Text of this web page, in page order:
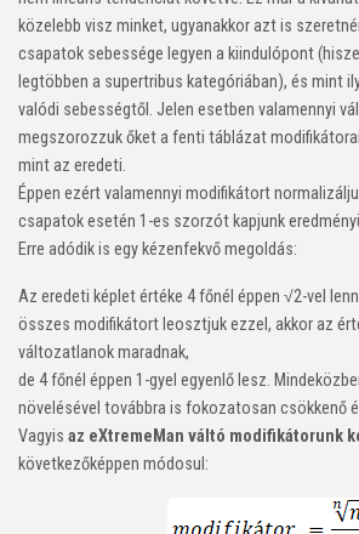
közelebb visz minket, ugyanakkor azt is
csapatok sebessége legyen a kiindulópont
legtöbben a supertribus kategóriában), és mint
valódi sebességtől. Jelen esetben valamennyi
megszorozzuk őket a fenti táblázat
mint az eredeti.
Éppen ezért valamennyi modifikátort
csapatok esetén 1-es szorzót kapjunk
Erre adódik is egy kézenfekvő megoldás:
Az eredeti képlet értéke 4 főnél éppen √2-vel
összes modifikátort leosztjuk ezzel, akkor az
változatlanok maradnak,
de 4 főnél éppen 1-gyel egyenlő lesz.
növelésével továbbra is fokozatosan csökkenő
Vagyis az eXtremeMan váltó modifikátorunk
következőképpen módosul: